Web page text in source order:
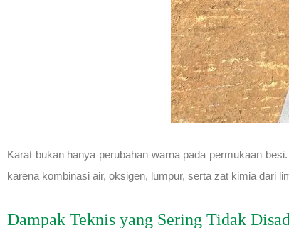
Karat bukan hanya perubahan warna pada permukaan
karena kombinasi air, oksigen, lumpur, serta zat kimia dari
Dampak Teknis yang Sering Tidak